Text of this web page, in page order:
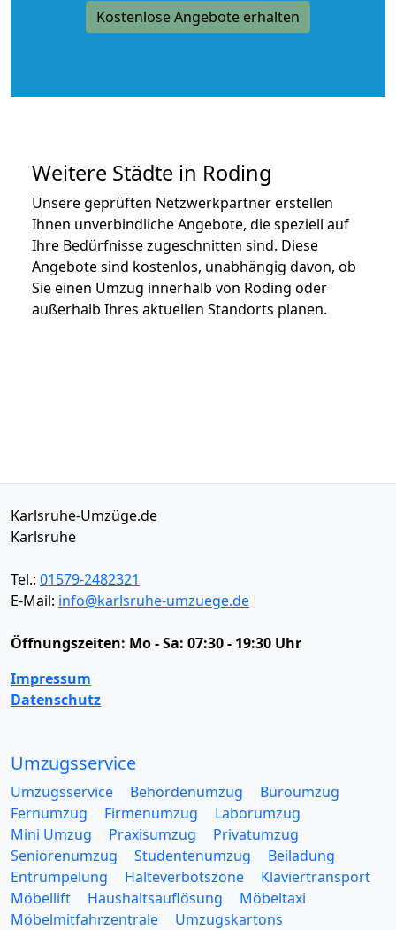
Kostenlose Angebote erhalten
Weitere Städte in Roding
Unsere geprüften Netzwerkpartner erstellen
Ihnen unverbindliche Angebote, die speziell auf
Ihre Bedürfnisse zugeschnitten sind. Diese
Angebote sind kostenlos, unabhängig davon, ob
Sie einen Umzug innerhalb von Roding oder
außerhalb Ihres aktuellen Standorts planen.
Karlsruhe-Umzüge.de
Karlsruhe
Tel.: 01579-2482321
E-Mail: info@karlsruhe-umzuege.de
Öffnungszeiten: Mo - Sa: 07:30 - 19:30 Uhr
Impressum
Datenschutz
Umzugsservice
Umzugsservice Behördenumzug
Büroumzug
Fernumzug
Firmenumzug
Laborumzug
Mini Umzug
Praxisumzug
Privatumzug
Seniorenumzug
Studentenumzug
Beiladung
Entrümpelung
Halteverbotszone
Klaviertransport
Möbellift
Haushaltsauflösung
Möbeltaxi
Möbelmitfahrzentrale
Umzugskartons